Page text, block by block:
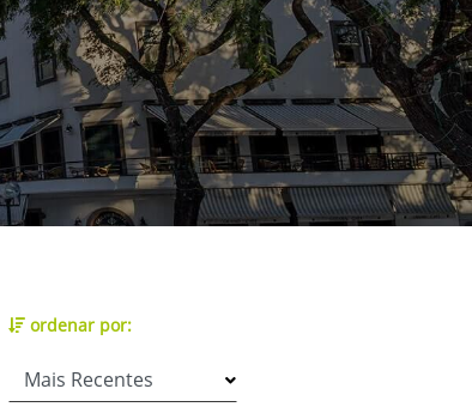
ordenar por: